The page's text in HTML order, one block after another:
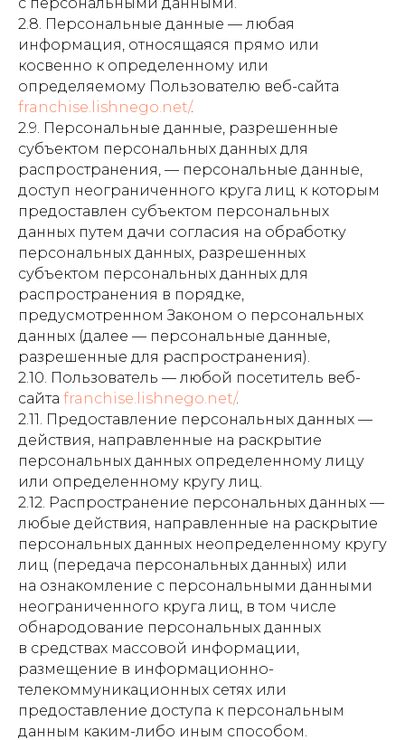
2.8. Персональные данные — любая
информация, относящаяся прямо или
косвенно к определенному или
определяемому Пользователю веб-сайта
franchise.lishnego.net/.
2.9. Персональные данные, разрешенные
субъектом персональных данных для
распространения, — персональные данные,
доступ неограниченного круга лиц к которым
предоставлен субъектом персональных
данных путем дачи согласия на обработку
персональных данных, разрешенных
субъектом персональных данных для
распространения в порядке,
предусмотренном Законом о персональных
данных (далее — персональные данные,
разрешенные для распространения).
2.10. Пользователь — любой посетитель веб-
сайта franchise.lishnego.net/.
2.11. Предоставление персональных данных —
действия, направленные на раскрытие
персональных данных определенному лицу
или определенному кругу лиц.
2.12. Распространение персональных данных —
любые действия, направленные на раскрытие
персональных данных неопределенному кругу
лиц (передача персональных данных) или
на ознакомление с персональными данными
неограниченного круга лиц, в том числе
обнародование персональных данных
в средствах массовой информации,
размещение в информационно-
телекоммуникационных сетях или
предоставление доступа к персональным
данным каким-либо иным способом.